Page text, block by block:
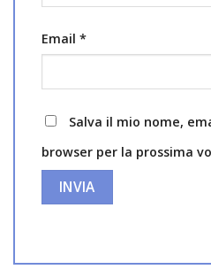
Email *
Salva il mio nome,
browser per la prossima